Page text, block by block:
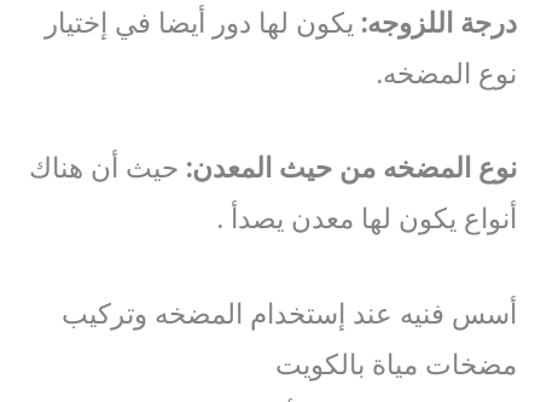
درجة اللزوجه: يكون لها دور أيضا في إختيار
نوع المضخه.
نوع المضخه من حيث المعدن: حيث أن هناك
أنواع يكون لها معدن يصدأ .
أسس فنيه عند إستخدام المضخه وتركيب
مضخات مياة بالكويت